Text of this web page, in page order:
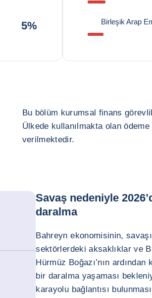
5% Birleşik Arap
Bu bölüm kurumsal finans
Ülkede kullanılmakta olan
verilmektedir.
Savaş nedeniyle
daralma
Bahreyn ekonomisinin,
sektörlerdeki aksaklıklar ve
Hürmüz Boğazı’nın
bir daralma yaşaması
karayolu bağlantısı